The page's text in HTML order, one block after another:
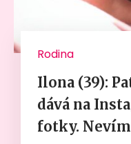
Rodina
Ilona (39):
dává na
fotky.